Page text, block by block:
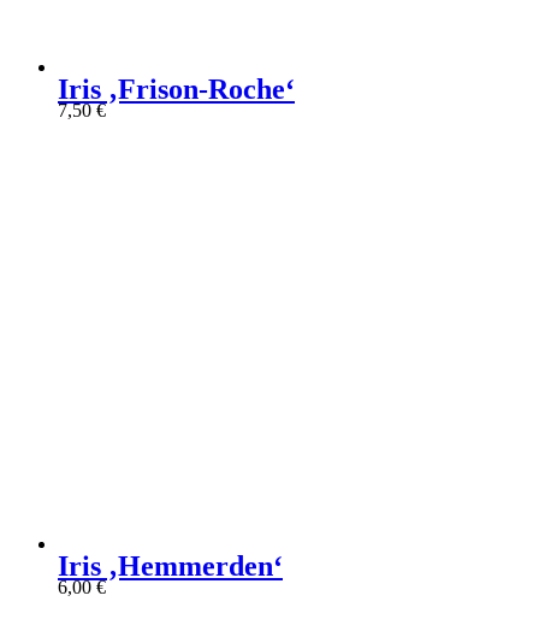
Iris ‚Frison-Roche‘
7,50€
Iris ‚Hemmerden‘
6,00€